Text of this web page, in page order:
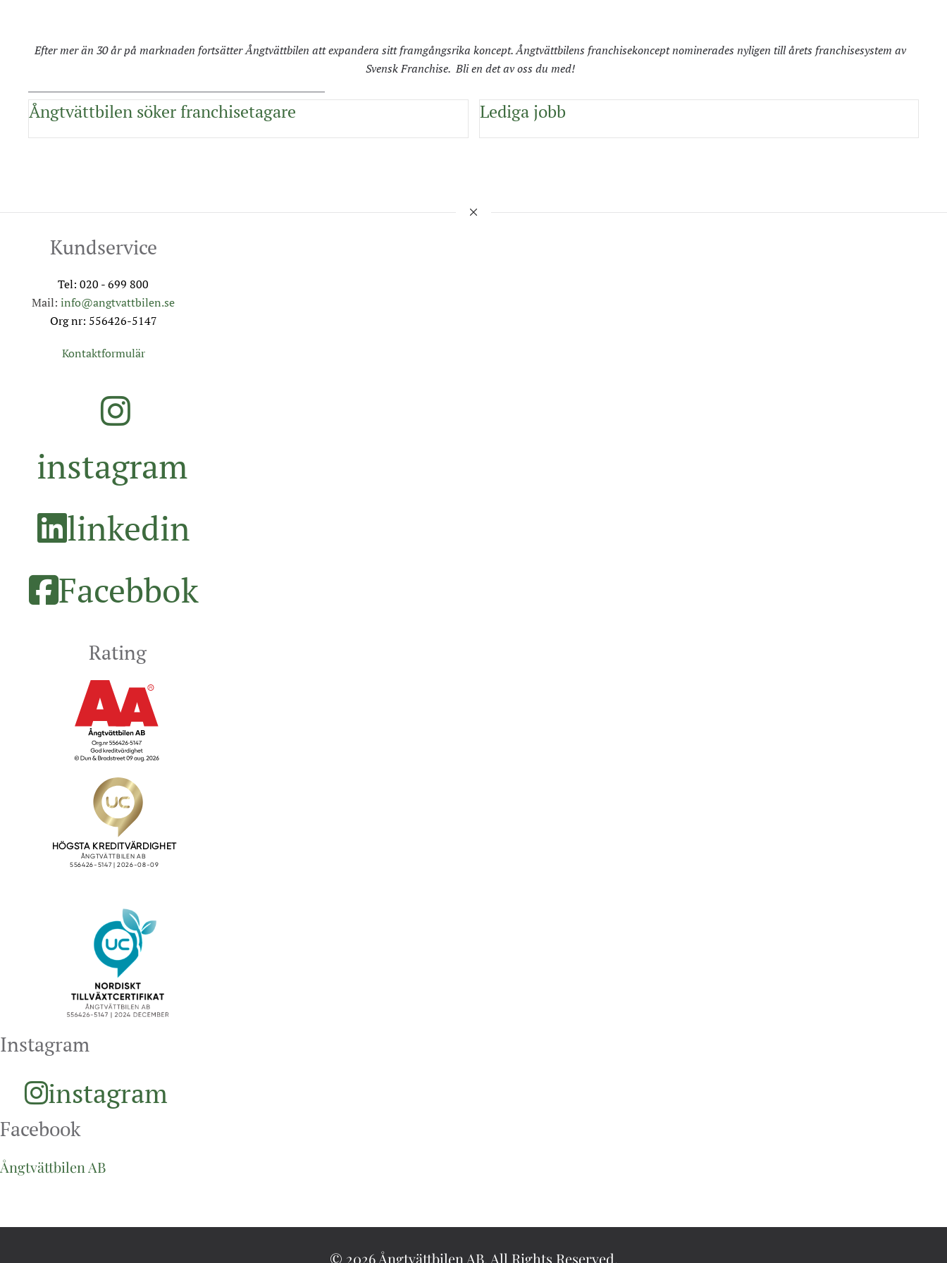
Efter mer än 30 år på marknaden fortsätter Ångtvättbilen att expandera sitt framgångsrika koncept. Ångtvättbilens franchisekoncept nominerades nyligen till årets franchisesystem av
Svensk Franchise. Bli en det av oss du med!
Ångtvättbilen söker franchisetagare Lediga jobb
Kundservice
Tel:020 - 699 800
Mail:info@angtvattbilen.se
Org nr: 556426-5147
Kontaktformulär
instagram
linkedin
Facebbok
Rating
Instagram
instagram
Facebook
Ångtvättbilen AB
© 2026 Ångtvättbilen AB. All Rights Reserved.